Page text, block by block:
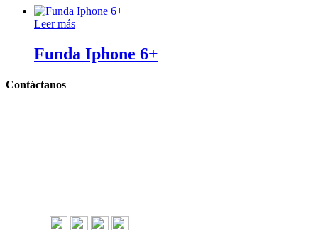
Leer más
Funda Iphone 6+
Contáctanos